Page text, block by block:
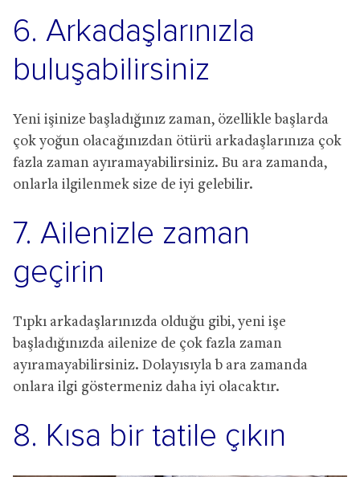
6. Arkadaşlarınızla
buluşabilirsiniz
Yeni işinize başladığınız zaman, özellikle başlarda
çok yoğun olacağınızdan ötürü arkadaşlarınıza çok
fazla zaman ayıramayabilirsiniz. Bu ara zamanda,
onlarla ilgilenmek size de iyi gelebilir.
7. Ailenizle zaman
geçirin
Tıpkı arkadaşlarınızda olduğu gibi, yeni işe
başladığınızda ailenize de çok fazla zaman
ayıramayabilirsiniz. Dolayısıyla b ara zamanda
onlara ilgi göstermeniz daha iyi olacaktır.
8. Kısa bir tatile çıkın